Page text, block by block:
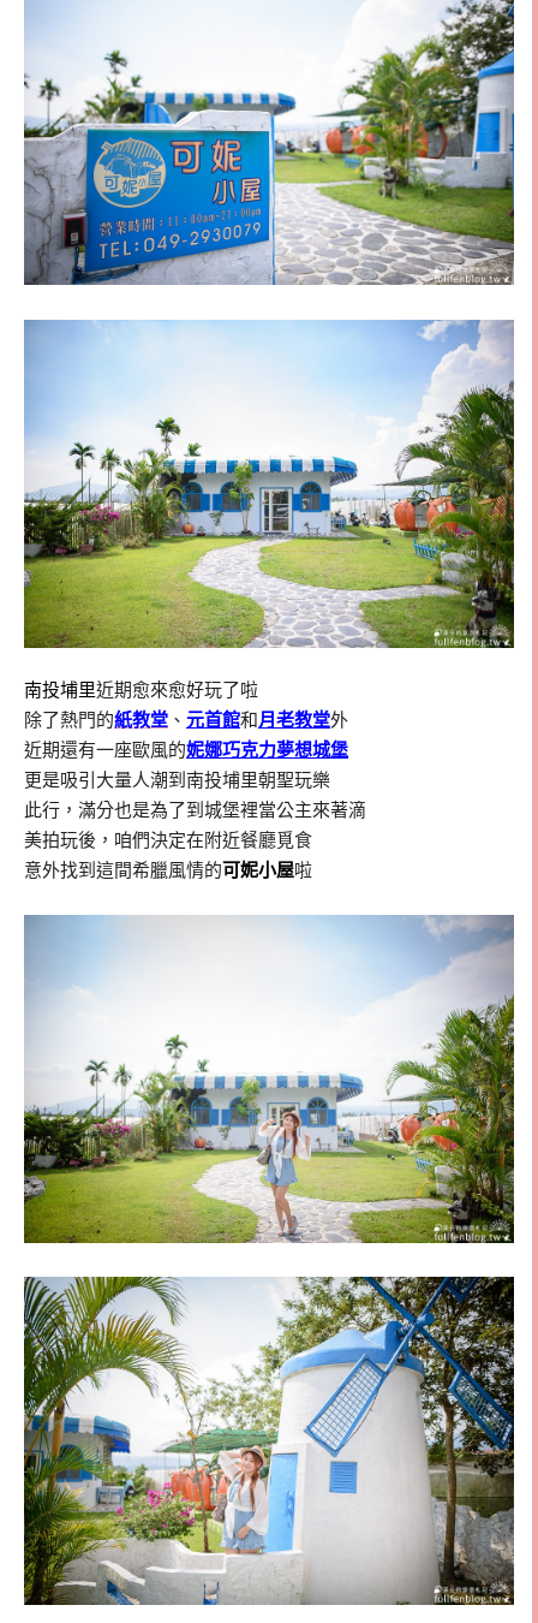
南投埔里近期愈來愈好玩了啦
除了熱門的紙教堂 、 元首館和月老教堂外
近期還有一座歐風的妮娜巧克力夢想城堡
更是吸引大量人潮到南投埔里朝聖玩樂
此行，滿分也是為了到城堡裡當公主來著滴
美拍玩後，咱們決定在附近餐廳覓食
意外找到這間希臘風情的可妮小屋啦